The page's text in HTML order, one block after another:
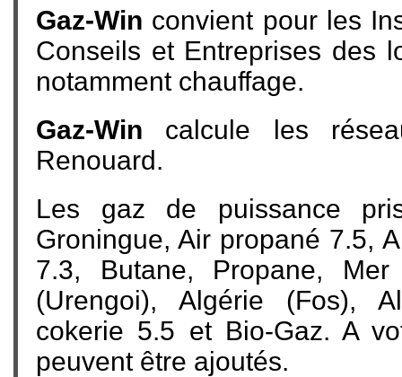
Gaz-Win convient pour les
Conseils et Entreprises des
notamment chauffage.
Gaz-Win calcule les
Renouard.
Les gaz de puissance
Groningue, Air propané 7.5,
7.3, Butane, Propane,
(Urengoi), Algérie (Fos),
cokerie 5.5 et Bio-Gaz. A
peuvent être ajoutés.